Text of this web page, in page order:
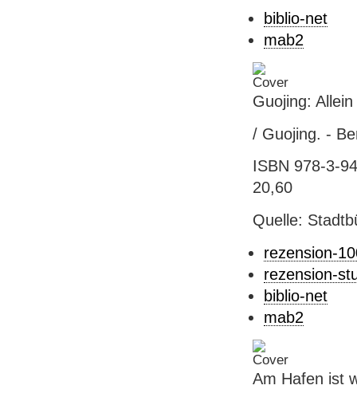
biblio-net
mab2
Guojing: Allein
/ Guojing. -
ISBN 978-3-
20,60
Quelle:
rezension-
rezension-
biblio-net
mab2
Am Hafen ist